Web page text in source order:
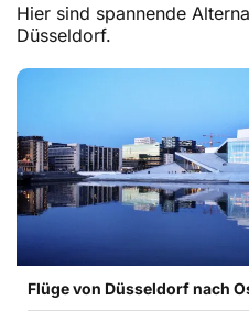
Hier sind spannende
Düsseldorf.
Flüge von Düsseldorf nach